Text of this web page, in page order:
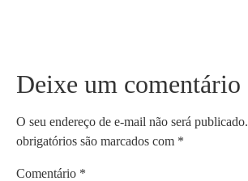
Deixe um comentário
O seu endereço de e-mail não será publicado.
obrigatórios são marcados com *
Comentário *